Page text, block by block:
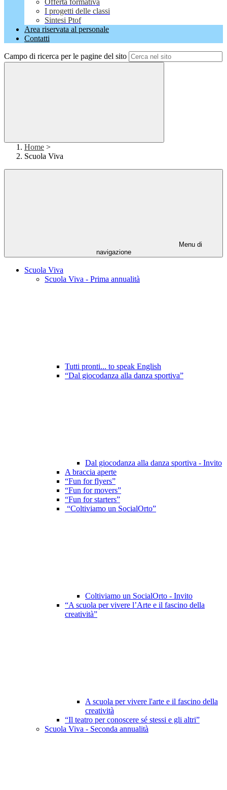
Offerta formativa
I progetti delle classi
Sintesi Ptof
Area riservata al personale
Contatti
Campo di ricerca per le pagine del sito
Home >
Scuola Viva
Menu di
navigazione
Scuola Viva
Scuola Viva - Prima annualità
Tutti pronti... to speak English
“Dal giocodanza alla danza sportiva”
Dal giocodanza alla danza sportiva - Invito
A braccia aperte
“Fun for flyers”
“Fun for movers”
“Fun for starters”
“Coltiviamo un SocialOrto”
Coltiviamo un SocialOrto - Invito
“A scuola per vivere l’Arte e il fascino della
creatività”
A scuola per vivere l'arte e il fascino della
creatività
“Il teatro per conoscere sé stessi e gli altri”
Scuola Viva - Seconda annualità